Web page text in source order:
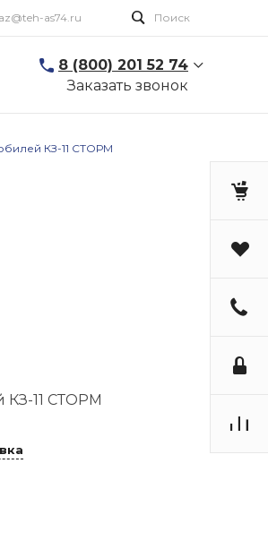
as74.ru Поиск
8 (800) 201 52 74
Заказать звонок
КЗ-11 СТОРМ
КЗ-11 СТОРМ